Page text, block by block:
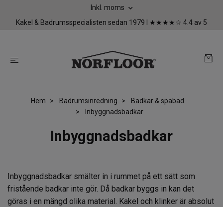
Inkl. moms
Kakel & Badrumsspecialisten sedan 1979 I ★★★★☆ 4.4 av 5
Hem Badrumsinredning
Badkar & spabad
Inbyggnadsbadkar
Inbyggnadsbadkar
Inbyggnadsbadkar smälter in i rummet på ett sätt som
fristående badkar inte gör. Då badkar byggs in kan det
göras i en mängd olika material. Kakel och klinker är absolut